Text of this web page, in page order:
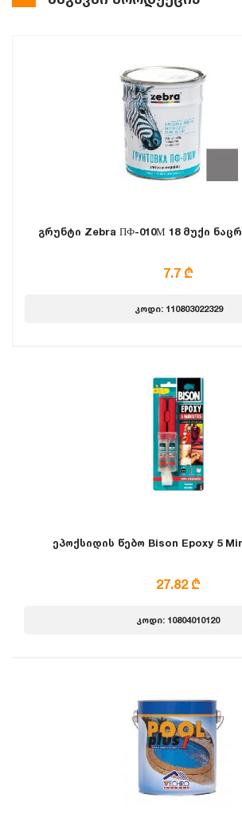
გრუნტი Zebra ПФ-010М 18 მუქი
7.7 ₾
კოდი: 110803022329
ეპოქსიდის წებო Bison Epoxy 5
27.82 ₾
კოდი: 10804010120